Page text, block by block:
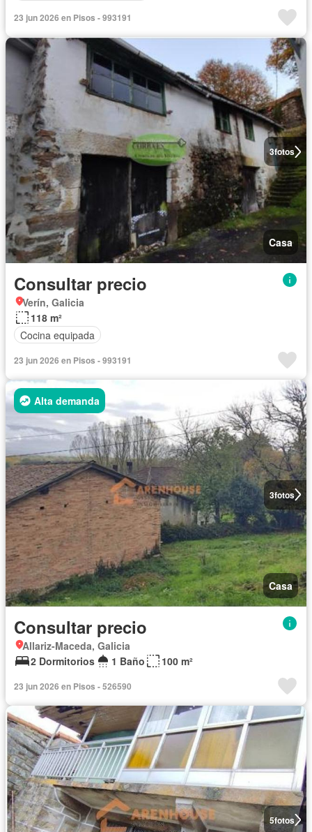
23 jun 2026 en Pisos - 993191
3fotos
Casa
Consultar precio
Verín, Galicia
118 m²
Cocina equipada
23 jun 2026 en Pisos - 993191
3fotos
Alta demanda
Casa
Consultar precio
Allariz-Maceda, Galicia
2 Dormitorios
1 Baño 100 m²
23 jun 2026 en Pisos - 526590
5fotos